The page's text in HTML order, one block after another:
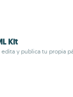
Kit
edita y publica tu propia